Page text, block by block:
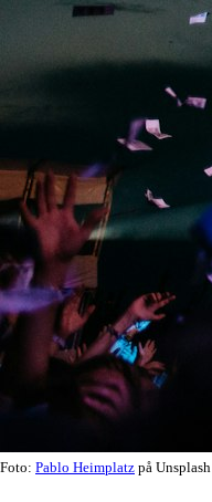
Foto: Pablo Heimplatz på Unsplash